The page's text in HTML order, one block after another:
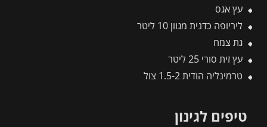
עץ אגס
ליריופה כדנית מגוון 10 ליטר
גת צמח
עץ זית סורי 25 ליטר
טרמינליה הודית 1.5-2 צול
טיפים לגינון